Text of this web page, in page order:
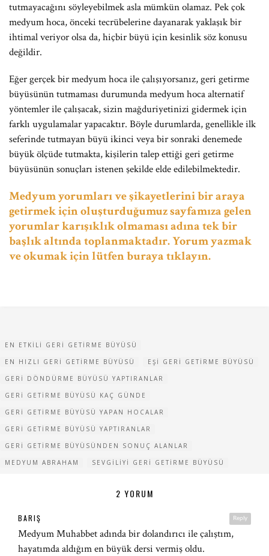
tutmayacağını söyleyebilmek asla mümkün olamaz. Pek çok
medyum hoca, önceki tecrübelerine dayanarak yaklaşık bir
ihtimal veriyor olsa da, hiçbir büyü için kesinlik söz konusu
değildir.
Eğer gerçek bir medyum hoca ile çalışıyorsanız, geri getirme
büyüsünün tutmaması durumunda medyum hoca alternatif
yöntemler ile çalışacak, sizin mağduriyetinizi gidermek için
farklı uygulamalar yapacaktır. Böyle durumlarda, genellikle ilk
seferinde tutmayan büyü ikinci veya bir sonraki denemede
büyük ölçüde tutmakta, kişilerin talep ettiği geri getirme
büyüsünün sonuçları istenen şekilde elde edilebilmektedir.
Medyum yorumları ve şikayetlerini bir araya
getirmek için oluşturduğumuz sayfamıza gelen
yorumlar karışıklık olmaması adına tek bir
başlık altında toplanmaktadır. Yorum yazmak
ve okumak için lütfen buraya tıklayın.
EN ETKILI GERI GETIRME BÜYÜSÜ
EN HIZLI GERI GETIRME BÜYÜSÜ
EŞI GERI GETIRME BÜYÜSÜ
GERI DÖNDÜRME BÜYÜSÜ YAPTIRANLAR
GERI GETIRME BÜYÜSÜ KAÇ GÜNDE
GERI GETIRME BÜYÜSÜ YAPAN HOCALAR
GERI GETIRME BÜYÜSÜ YAPTIRANLAR
GERI GETIRME BÜYÜSÜNDEN SONUÇ ALANLAR
MEDYUM ABRAHAM
SEVGILIYI GERI GETIRME BÜYÜSÜ
2 YORUM
Reply
BARIŞ
Medyum Muhabbet adında bir dolandırıcı ile çalıştım,
hayatımda aldığım en büyük dersi vermiş oldu.